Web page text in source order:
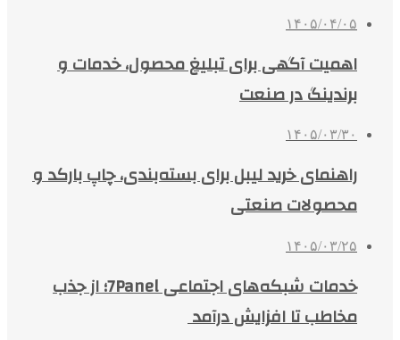
۱۴۰۵/۰۴/۰۵
اهمیت آگهی برای تبلیغ محصول، خدمات و
برندینگ در صنعت
۱۴۰۵/۰۳/۳۰
راهنمای خرید لیبل برای بسته‌بندی، چاپ بارکد و
محصولات صنعتی
۱۴۰۵/۰۳/۲۵
خدمات شبکه‌های اجتماعی 7Panel؛ از جذب
مخاطب تا افزایش درآمد